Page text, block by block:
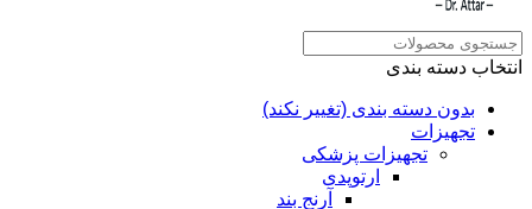
انتخاب دسته بندی
بدون دسته بندی (تغییر نکند)
تجهیزات
تجهیزات پزشکی
ارتوپدی
آرنج بند